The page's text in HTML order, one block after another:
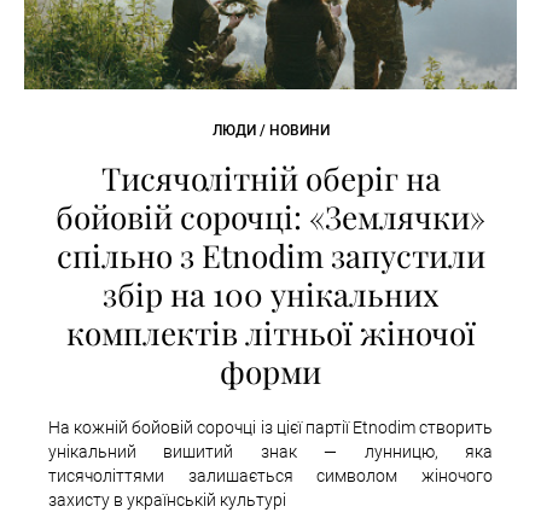
ЛЮДИ / НОВИНИ
Тисячолітній оберіг на
бойовій сорочці: «Землячки»
спільно з Etnodim запустили
збір на 100 унікальних
комплектів літньої жіночої
форми
На кожній бойовій сорочці із цієї партії Etnodim створить
унікальний вишитий знак — лунницю, яка
тисячоліттями залишається символом жіночого
захисту в українській культурі